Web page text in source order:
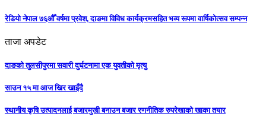
रेडियो नेपाल ७६औँ वर्षमा प्रवेश, दाङमा विविध कार्यक्रमसहित भव्य रूपमा वार्षिकोत्सव सम्पन्न
ताजा अपडेट
दाङको तुलसीपुरमा सवारी दुर्घटनामा एक युवतीको मृत्यु
साउन १५ मा आज खिर खाइँदै
स्थानीय कृषि उत्पादनलाई बजारमुखी बनाउन बजार रणनीतिक रुपरेखाको खाका तयार